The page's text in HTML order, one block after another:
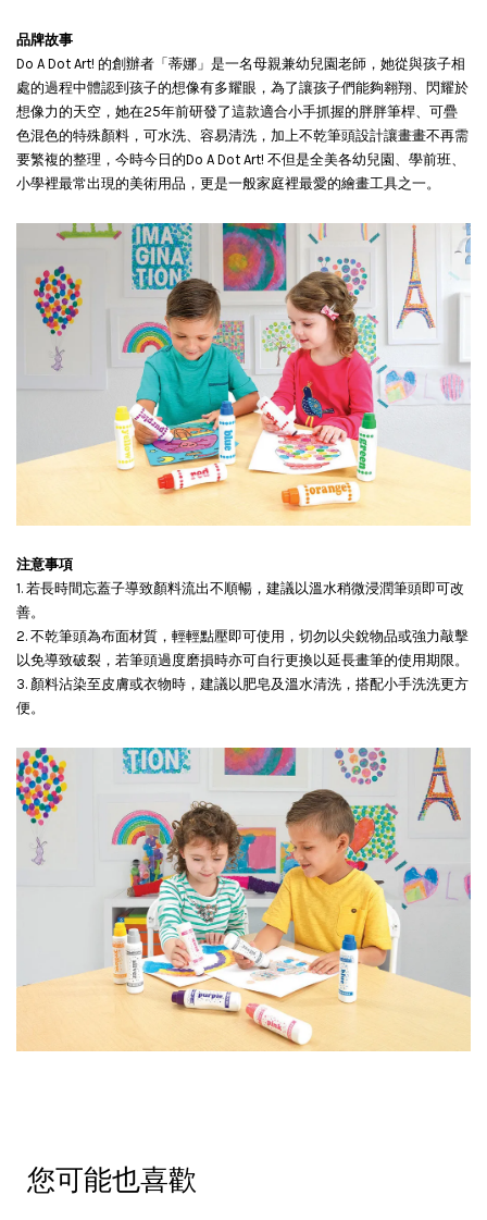
品牌故事
Do A Dot Art! 的創辦者「蒂娜」是一名母親兼幼兒園老師，她從與孩子相
處的過程中體認到孩子的想像有多耀眼，為了讓孩子們能夠翱翔、閃耀於
想像力的天空，她在25年前研發了這款適合小手抓握的胖胖筆桿、可疊
色混色的特殊顏料，可水洗、容易清洗，加上不乾筆頭設計讓畫畫不再需
要繁複的整理，今時今日的Do A Dot Art! 不但是全美各幼兒園、學前班、
小學裡最常出現的美術用品，更是一般家庭裡最愛的繪畫工具之一。
注意事項
1. 若長時間忘蓋子導致顏料流出不順暢，建議以溫水稍微浸潤筆頭即可改
善。
2. 不乾筆頭為布面材質，輕輕點壓即可使用，切勿以尖銳物品或強力敲擊
以免導致破裂，若筆頭過度磨損時亦可自行更換以延長畫筆的使用期限。
3. 顏料沾染至皮膚或衣物時，建議以肥皂及溫水清洗，搭配小手洗洗更方
便。
您可能也喜歡